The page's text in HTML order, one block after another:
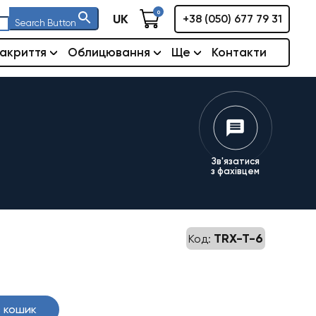
Search Button UK 0
+38 (050) 677 79 31
Облицювання Ще Контакти
Зв'язатися
з фахівцем
Код: TRX-T-6
кошик